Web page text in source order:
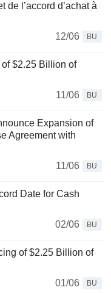
de l’accord d’achat à
12/06
BU
$2.25 Billion of
11/06
BU
Expansion of
Agreement with
11/06
BU
Date for Cash
02/06
BU
of $2.25 Billion of
01/06
BU